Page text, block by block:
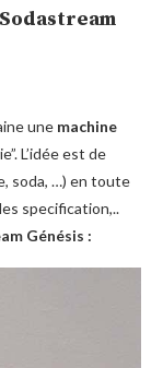
une machine
L’idée est de
soda, …) en toute
specification,..
Génésis :